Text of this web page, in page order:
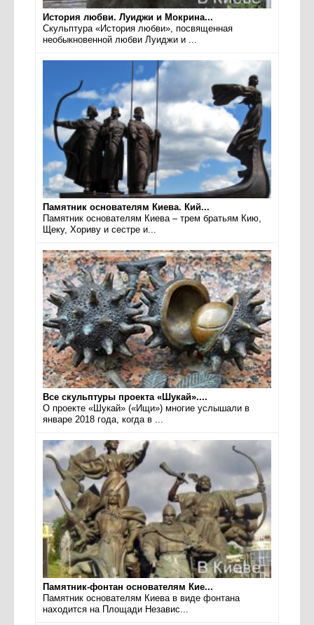
История любви. Луиджи и Мокрина...
Скульптура «История любви», посвященная
необыкновенной любви Луиджи и ...
Памятник основателям Киева. Кий...
Памятник основателям Киева – трем братьям Кию,
Щеку, Хориву и сестре и...
Все скульптуры проекта «Шукай»....
О проекте «Шукай» («Ищи») многие услышали в
январе 2018 года, когда в ...
Памятник-фонтан основателям Кие...
Памятник основателям Киева в виде фонтана
находится на Площади Независ...